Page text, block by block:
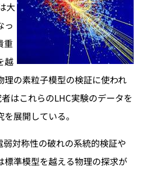
大
っ
重
越
理の素粒子模型の検証に使われ
はこれらのLHC実験のデータを
展開している。
対称性の破れの系統的検証や
準模型を越える物理の探求が